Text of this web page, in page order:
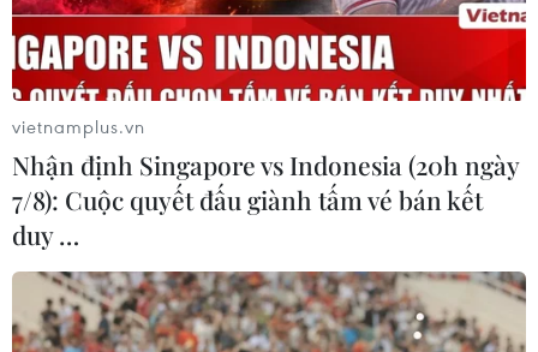
#Bình Thuận
#COVID-19
#Lây nhiễm
#Giãn cách xã hội
#chỉ thị 16
Bình Thuận Lâm Đồng
Theo dõi VietnamPlus
vietnamplus.vn
Nhận định Singapore vs Indonesia (20h ngày
7/8): Cuộc quyết đấu giành tấm vé bán kết
duy …